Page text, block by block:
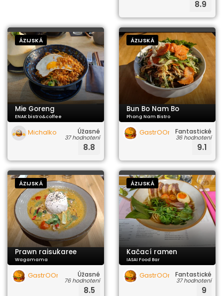
8.9
ÁZIJSKÁ
Mie Goreng
ENAK bistro&coffee
Michalko Úžasné
37 hodnotení
8.8
ÁZIJSKÁ
Bun Bo Nam Bo
Phong Nam Bistro
GastrOOrgazmus
Fantastické
36 hodnotení
9.1
ÁZIJSKÁ
Prawn raisukaree
Wagamama
GastrOOrgazmusÚžasné
76 hodnotení
8.5
ÁZIJSKÁ
Kačací ramen
IASAI Food Bar
GastrOOrgazmus
Fantastické
37 hodnotení
9